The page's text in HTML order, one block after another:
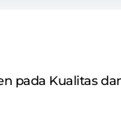
pada Kualitas